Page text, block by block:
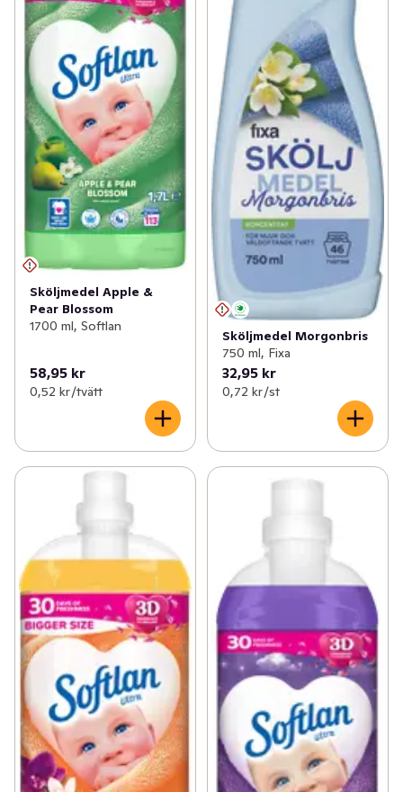
Sköljmedel Apple &
Pear Blossom
1700 ml, Softlan
58,95 kr
0,52 kr /tvätt
Sköljmedel Morgonbris
750 ml, Fixa
32,95 kr
0,72 kr /st